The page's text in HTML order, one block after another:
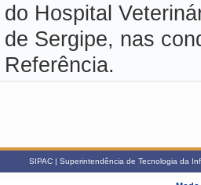
do Hospital
de Sergipe, nas
Referência.
SIPAC | Superintendência de Tecnologia da